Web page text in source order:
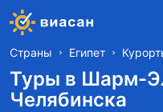
Страны Египет
Туры в Шарм-
Челябинска